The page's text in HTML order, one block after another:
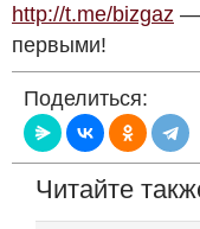
http://t.me/bizgaz —
первыми!
Поделиться:
Читайте